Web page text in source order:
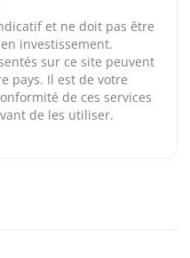
et ne doit pas être
investissement.
sur ce site peuvent
pays. Il est de votre
de ces services
de les utiliser.